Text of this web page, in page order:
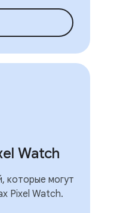
Watch
которые могут
Pixel Watch.